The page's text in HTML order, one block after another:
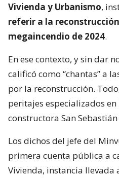
Vivienda y Urbanismo,
referir a la
megaincendio de 2024.
En ese contexto, y sin dar
calificó como “chantas” a
por la reconstrucción.
peritajes especializados
constructora San
Los dichos del jefe del
primera cuenta pública a
Vivienda, instancia llevada